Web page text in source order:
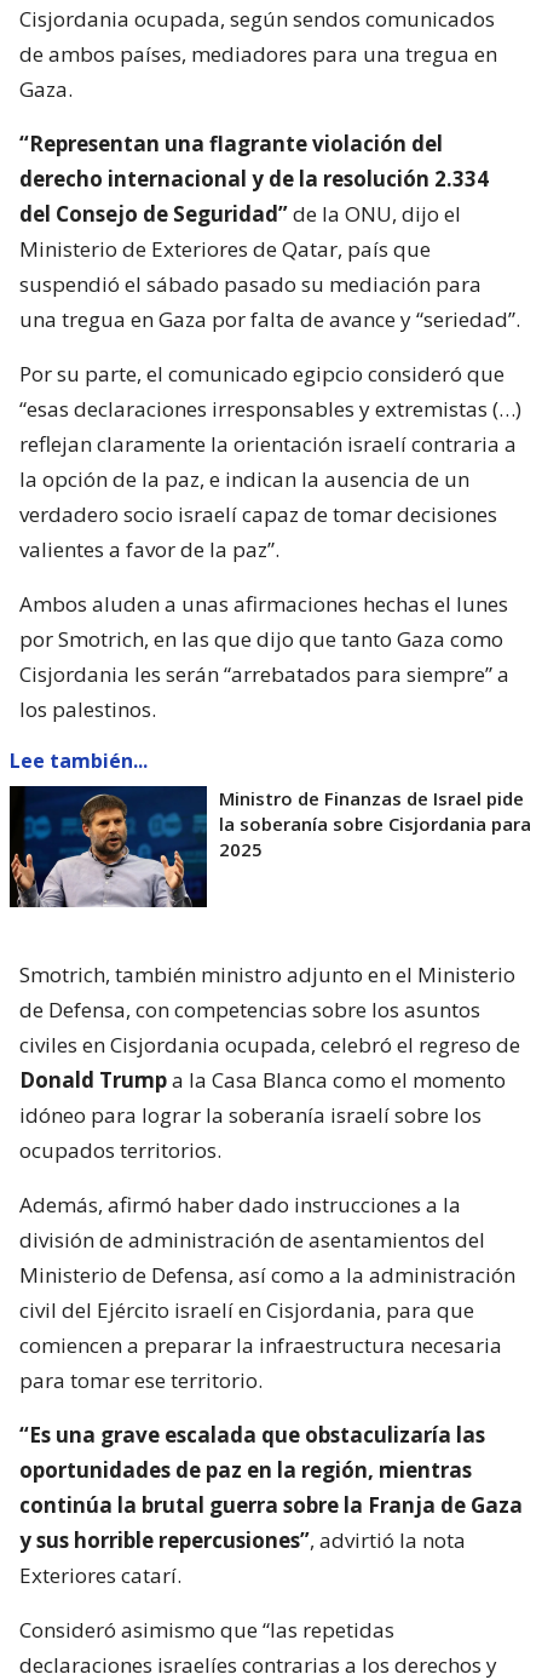
Cisjordania ocupada, según sendos comunicados
de ambos países, mediadores para una tregua en
Gaza.
“Representan una flagrante violación del
derecho internacional y de la resolución 2.334
del Consejo de Seguridad”de la ONU, dijo el
Ministerio de Exteriores de Qatar, país que
suspendió el sábado pasado su mediación para
una tregua en Gaza por falta de avance y “seriedad”.
Por su parte, el comunicado egipcio consideró que
“esas declaraciones irresponsables y extremistas (…)
reflejan claramente la orientación israelí contraria a
la opción de la paz, e indican la ausencia de un
verdadero socio israelí capaz de tomar decisiones
valientes a favor de la paz”.
Ambos aluden a unas afirmaciones hechas el lunes
por Smotrich, en las que dijo que tanto Gaza como
Cisjordania les serán “arrebatados para siempre” a
los palestinos.
Lee también...
Ministro de Finanzas de Israel pide
la soberanía sobre Cisjordania para
2025
Smotrich, también ministro adjunto en el Ministerio
de Defensa, con competencias sobre los asuntos
civiles en Cisjordania ocupada, celebró el regreso de
Donald Trumpa la Casa Blanca como el momento
idóneo para lograr la soberanía israelí sobre los
ocupados territorios.
Además, afirmó haber dado instrucciones a la
división de administración de asentamientos del
Ministerio de Defensa, así como a la administración
civil del Ejército israelí en Cisjordania, para que
comiencen a preparar la infraestructura necesaria
para tomar ese territorio.
“Es una grave escalada que obstaculizaría las
oportunidades de paz en la región, mientras
continúa la brutal guerra sobre la Franja de Gaza
y sus horrible repercusiones”, advirtió la nota
Exteriores catarí.
Consideró asimismo que “las repetidas
declaraciones israelíes contrarias a los derechos y